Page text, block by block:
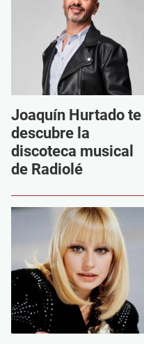
Joaquín Hurtado te
descubre la
discoteca musical
de Radiolé